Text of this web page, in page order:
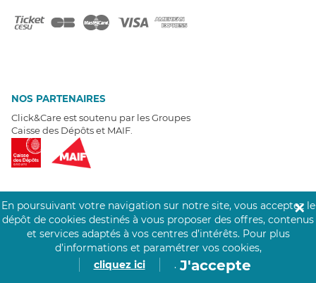
NOS PARTENAIRES
Click&Care est soutenu par les Groupes
Caisse des Dépôts et MAIF.
EXPERTS À VOTRE ÉCOUTE
Un besoin de recrutement ? Click&Care vous accompagne par
téléphone 7/7.
Être rappelé aujourd'hui
En poursuivant votre navigation sur notre site, vous acceptez le
dépôt de cookies destinés à vous proposer des offres, contenus
et services adaptés à vos centres d’intérêts. Pour plus
d’informations et paramétrer vos cookies,
cliquez ici
. J'accepte
✕